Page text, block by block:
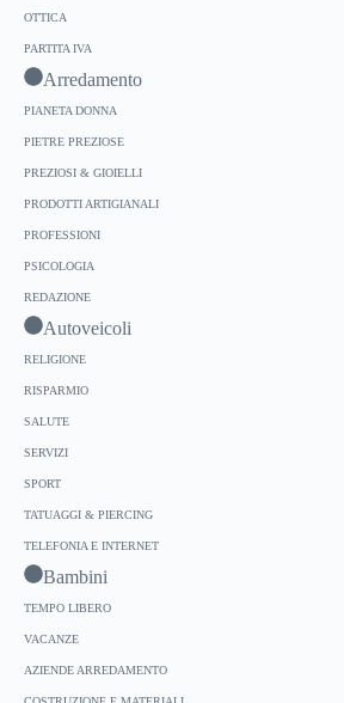
OTTICA
PARTITA IVA
Arredamento
PIANETA DONNA
PIETRE PREZIOSE
PREZIOSI & GIOIELLI
PRODOTTI ARTIGIANALI
PROFESSIONI
PSICOLOGIA
REDAZIONE
Autoveicoli
RELIGIONE
RISPARMIO
SALUTE
SERVIZI
SPORT
TATUAGGI & PIERCING
TELEFONIA E INTERNET
Bambini
TEMPO LIBERO
VACANZE
AZIENDE ARREDAMENTO